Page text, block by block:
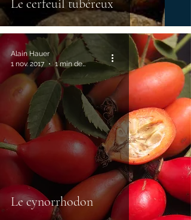
Le cerfeuil tubéreux
Le cynorrhodon
Alain Hauer
1 nov. 2017
1 min de lecture